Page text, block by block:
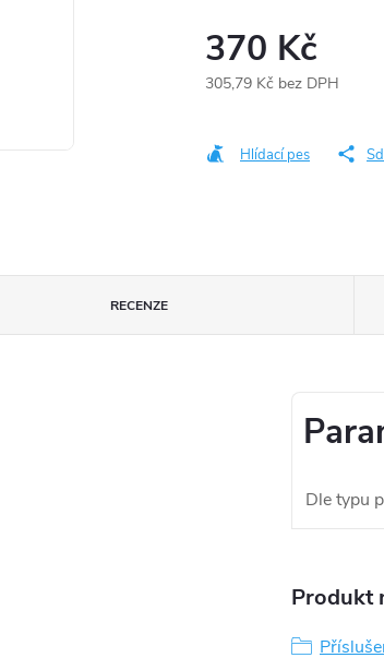
370 Kč
305,79 Kč bez DPH
Hlídací pes
RECENZE
Dle typu
Produkt